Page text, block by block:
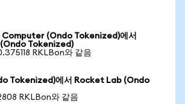
(Ondo Tokenized)에서
Tokenized)
RKLBon와 같음
Tokenized)에서 Rocket Lab (Ondo
RKLBon와 같음